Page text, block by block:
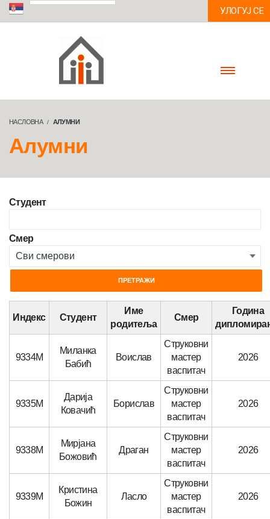
УЛОГУЈ СЕ
НАСЛОВНА АЛУМНИ
Алумни
Студент
Смер
Индекс Студент
Име
родитеља
Смер
Година
9334М
Миланка
Бабић
Воислав
Струковни
мастер
васпитач
2026
9335М
Дарија
Ковачић
Борислав
Струковни
мастер
васпитач
2026
9338М
Мирјана
Божовић
Драган
Струковни
мастер
васпитач
2026
9339М
Кристина
Божин
Ласло
Струковни
мастер
васпитач
2026